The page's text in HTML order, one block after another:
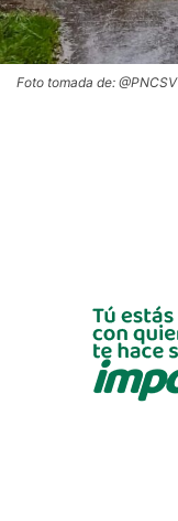
Foto tomada de: @PNCSV